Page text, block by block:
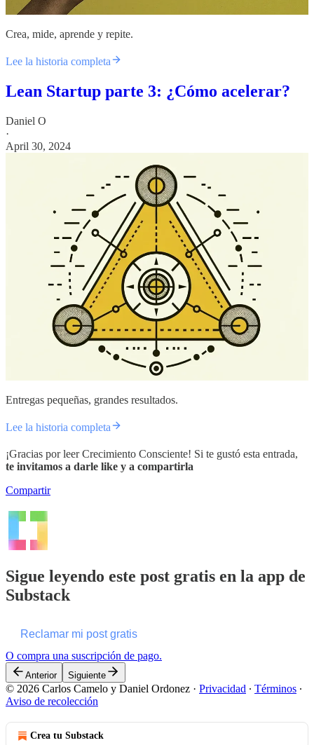
Crea, mide, aprende y repite.
Lee la historia completa
Lean Startup parte 3: ¿Cómo acelerar?
Daniel O
·
April 30, 2024
Entregas pequeñas, grandes resultados.
Lee la historia completa
¡Gracias por leer Crecimiento Consciente! Si te gustó esta entrada,
te invitamos a darle like y a compartirla
Compartir
Sigue leyendo este post gratis en la app de
Substack
Reclamar mi post gratis
O compra una suscripción de pago.
Anterior Siguiente
© 2026 Carlos Camelo y Daniel Ordonez · Privacidad ∙ Términos ∙
Aviso de recolección
Crea tu Substack